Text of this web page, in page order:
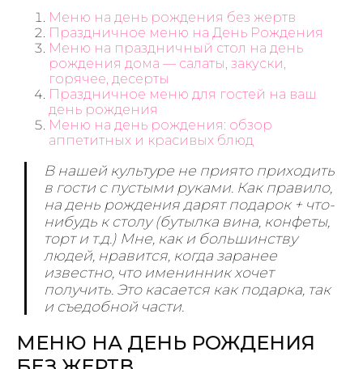
Меню на день рождения без жертв
Праздничное меню на День Рождения
Меню на праздничный стол на день
рождения дома — салаты, закуски,
горячее, десерты
Праздничное меню для гостей на ваш
день рождения
Меню на день рождения: обзор
аппетитных и красивых блюд
В нашей культуре не приято приходить
в гости с пустыми руками. Как правило,
на день рождения дарят подарок + что-
нибудь к столу (бутылка вина, конфеты,
торт и т.д.) Мне, как и большинству
людей, нравится, когда заранее
известно, что именинник хочет
получить. Это касается как подарка, так
и съедобной части.
МЕНЮ НА ДЕНЬ РОЖДЕНИЯ